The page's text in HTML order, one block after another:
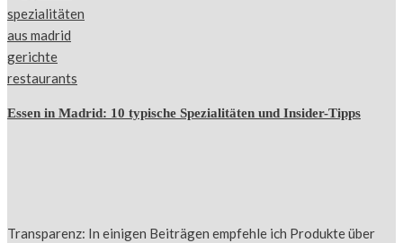
Essen in Madrid: 10 typische Spezialitäten und Insider-Tipps
Transparenz: In einigen Beiträgen empfehle ich Produkte über